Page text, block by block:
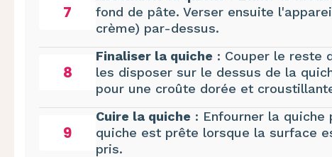
7
fond de pâte. Verser ensuite
crème) par-dessus.
8
Finaliser la quiche : Couper le reste
les disposer sur le dessus de la
pour une croûte dorée et
9
Cuire la quiche : Enfourner la quiche
quiche est prête lorsque la surface
pris.